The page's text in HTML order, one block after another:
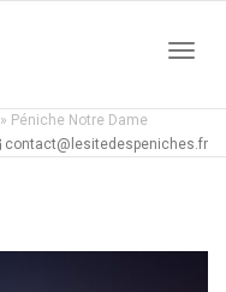
» Péniche Notre Dame
contact@lesitedespeniches.fr